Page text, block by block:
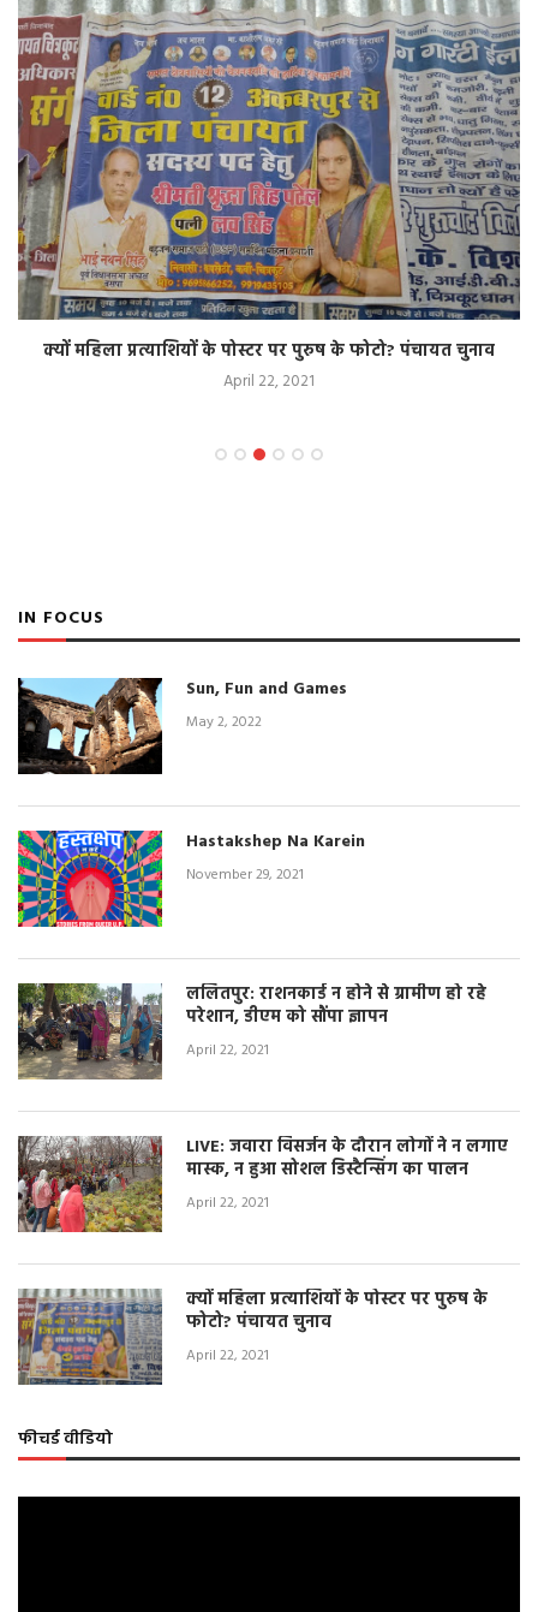
क्यों महिला प्रत्याशियों के पोस्टर पर पुरुष के फोटो? पंचायत चुनाव
April 22, 2021
IN FOCUS
Sun, Fun and Games
May 2, 2022
Hastakshep Na Karein
November 29, 2021
ललितपुर: राशनकार्ड न होने से ग्रामीण हो रहे
परेशान, डीएम को सौंपा ज्ञापन
April 22, 2021
LIVE: जवारा विसर्जन के दौरान लोगों ने न लगाए
मास्क, न हुआ सोशल डिस्टैन्सिंग का पालन
April 22, 2021
क्यों महिला प्रत्याशियों के पोस्टर पर पुरुष के
फोटो? पंचायत चुनाव
April 22, 2021
फीचर्ड वीडियो